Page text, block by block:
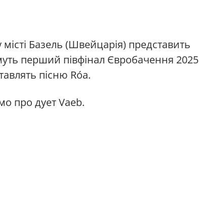
місті Базель (Швейцарія) представить
перший півфінал Євробачення 2025
пісню Róa.
про дует Vaeb.